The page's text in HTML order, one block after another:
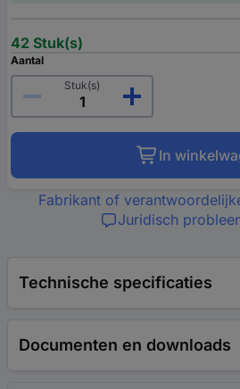
42 Stuk(s)
Aantal
Stuk(s)
In
Fabrikant of
Juridisch
Technische specificaties
Documenten en downloads